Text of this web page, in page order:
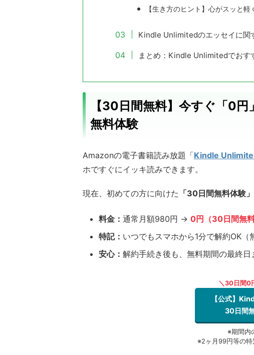
【生き方のヒント】心がスッと軽
Kindle Unlimitedのエッセイに関
まとめ：Kindle Unlimitedでおす
【30日間無料】今すぐ「0
無料体験
Amazonの電子書籍読み放題「Kindle
ホですぐにイッキ読みできます。
現在、初めての方に向けた 「30日間無料体験」
料金： 通常月額980円 → 0円（30日間無料
特記： いつでもスマホから1分で解約OK（
安心： 解約手続き後も、無料期間の最終
＼30日間0
【公式】
30日間
※期間内
※2ヶ月99円等の特